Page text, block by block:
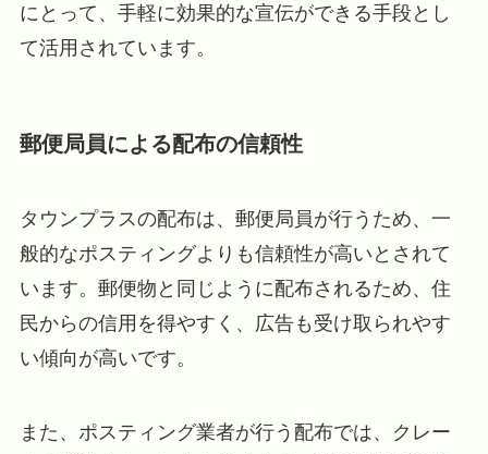
にとって、手軽に効果的な宣伝ができる手段とし
て活用されています。
郵便局員による配布の信頼性
タウンプラスの配布は、郵便局員が行うため、一
般的なポスティングよりも信頼性が高いとされて
います。郵便物と同じように配布されるため、住
民からの信用を得やすく、広告も受け取られやす
い傾向が高いです。
また、ポスティング業者が行う配布では、クレー